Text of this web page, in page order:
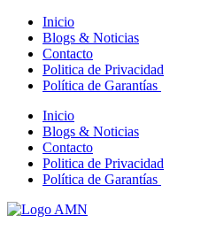
Inicio
Blogs & Noticias
Contacto
Politica de Privacidad
Política de Garantías
Inicio
Blogs & Noticias
Contacto
Politica de Privacidad
Política de Garantías